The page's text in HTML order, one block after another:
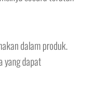
dalam produk.
yang dapat